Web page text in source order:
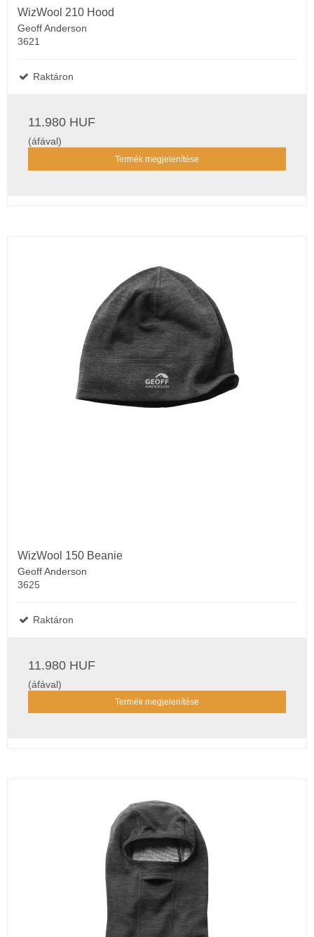
WizWool 210 Hood
Geoff Anderson
3621
Raktáron
11.980 HUF
(áfával)
Termék megjelenítése
WizWool 150 Beanie
Geoff Anderson
3625
Raktáron
11.980 HUF
(áfával)
Termék megjelenítése